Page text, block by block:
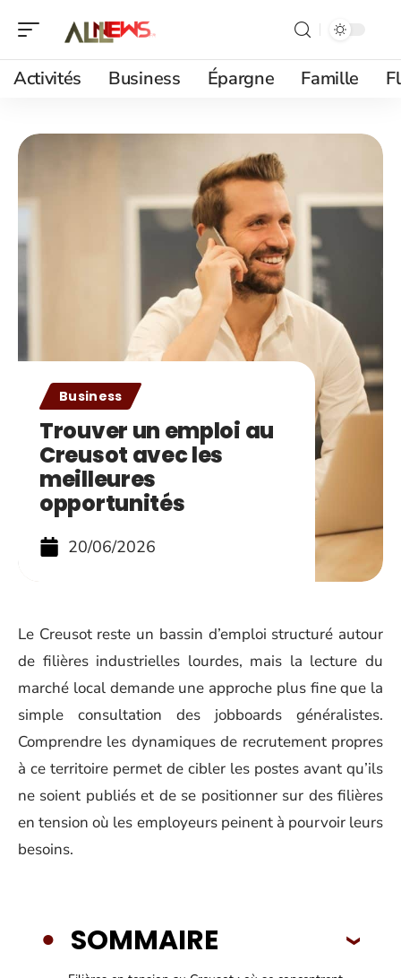
Activités Business Épargne Famille
Business
Trouver un emploi au
Creusot avec les
meilleures
opportunités
20/06/2026
Le Creusot reste un bassin d’emploi structuré autour
de filières industrielles lourdes, mais la lecture du
marché local demande une approche plus fine que la
simple consultation des jobboards généralistes.
Comprendre les dynamiques de recrutement propres
à ce territoire permet de cibler les postes avant qu’ils
ne soient publiés et de se positionner sur des filières
en tension où les employeurs peinent à pourvoir leurs
besoins.
SOMMAIRE